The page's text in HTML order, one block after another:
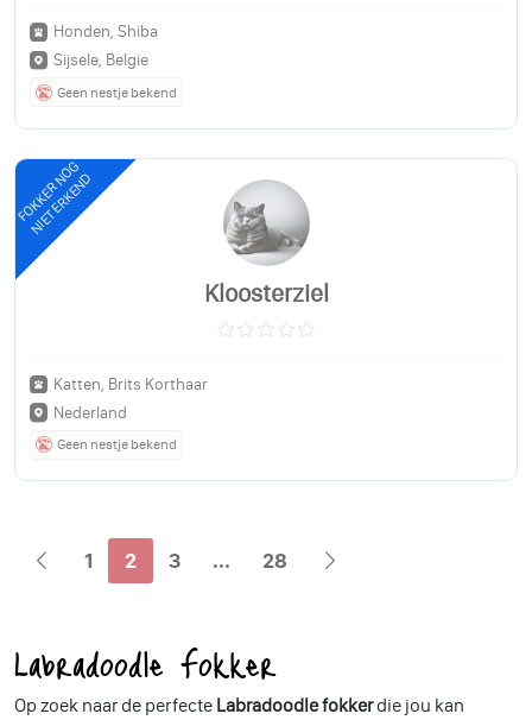
Honden, Shiba
Sijsele, Belgie
Geen nestje bekend
FOKKER NOG
NIET ERKEND
Kloosterziel
Katten, Brits Korthaar
Nederland
Geen nestje bekend
1 2 3 ... 28
Labradoodle Fokker
Op zoek naar de perfecte Labradoodle fokkerdie jou kan